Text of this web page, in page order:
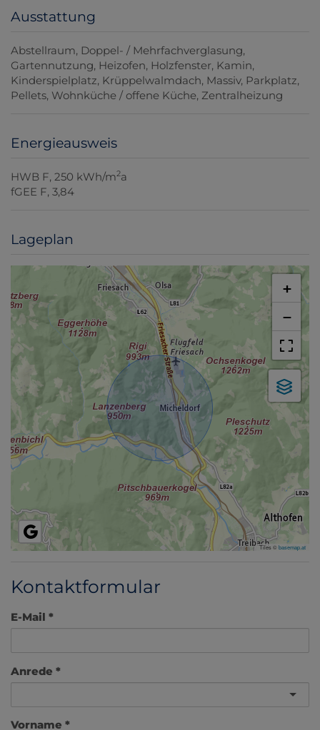
Ausstattung
Abstellraum Doppel- / Mehrfachverglasung
Gartennutzung Heizofen Holzfenster Kamin
Kinderspielplatz Krüppelwalmdach Massiv Parkplatz
Pellets Wohnküche / offene Küche Zentralheizung
Energieausweis
HWB F, 250 kWh/m2a
fGEE F, 3,84
Lageplan
+
−
Tiles ©basemap.at
Kontaktformular
E-Mail
Anrede
Vorname